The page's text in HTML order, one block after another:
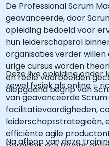
De Professional Scrum
geavanceerde, door
opleiding bedoeld voor
hun leiderschapsrol
organisaties verder willen
urige cursus worden
en reële voorbeelden
diepgaand begrip van
Deze live opleiding onder
zowel fysiek als online –
van geavanceerde
facilitatievaardigheden,
leiderschapsstrategieën,
efficiënte agile
Na afloop van deze